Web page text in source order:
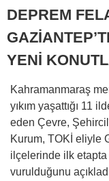
DEPREM
YENİ
Kahramanmaraş
yıkım yaşattığı 11
eden Çevre,
Kurum, TOKİ eliyle
ilçelerinde ilk etapta
vurulduğunu